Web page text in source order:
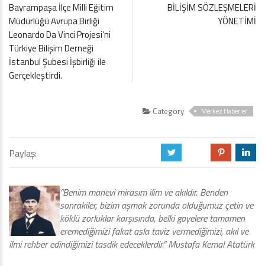
Bayrampaşa İlçe Milli Eğitim
Müdürlüğü Avrupa Birliği
Leonardo Da Vinci Projesi’ni
Türkiye Bilişim Derneği
İstanbul Şubesi İşbirliği ile
Gerçekleştirdi.
BİLİŞİM SÖZLEŞMELERİ
YÖNETİMİ
Category Merkez Haberler
Paylaş: a d j
“Benim manevi mirasım ilim ve akıldır. Benden
sonrakiler, bizim aşmak zorunda olduğumuz çetin ve
köklü zorluklar karşısında, belki gayelere tamamen
eremediğimizi fakat asla taviz vermediğimizi, akıl ve
ilmi rehber edindiğimizi tasdik edeceklerdir.” Mustafa Kemal Atatürk